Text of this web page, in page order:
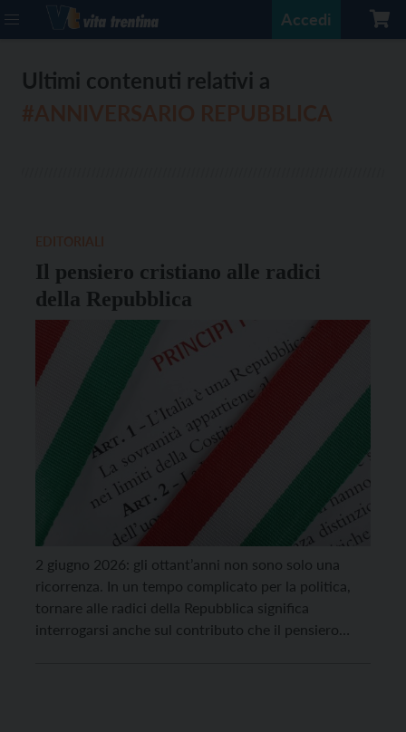
Accedi
Ultimi contenuti relativi a
Il pensiero cristiano alle radici
della Repubblica
2 giugno 2026: gli ottant’anni non sono solo una
ricorrenza. In un tempo complicato per la politica,
tornare alle radici della Repubblica significa
interrogarsi anche sul contributo che il pensiero